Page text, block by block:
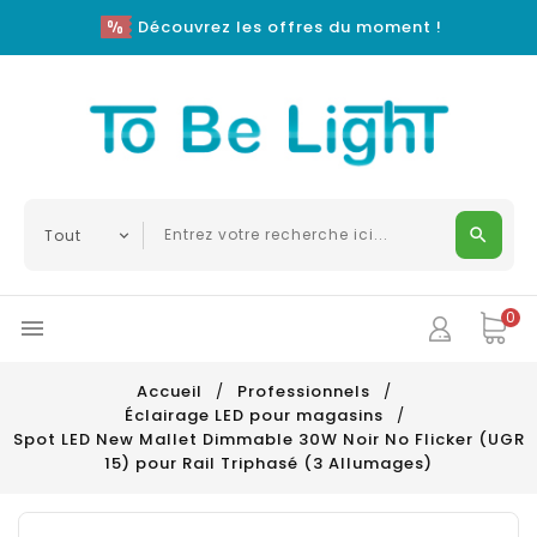
Découvrez les offres du moment !
 0
Accueil
Professionnels
Éclairage LED pour magasins
Spot LED New Mallet Dimmable 30W Noir No Flicker (UGR
15) pour Rail Triphasé (3 Allumages)